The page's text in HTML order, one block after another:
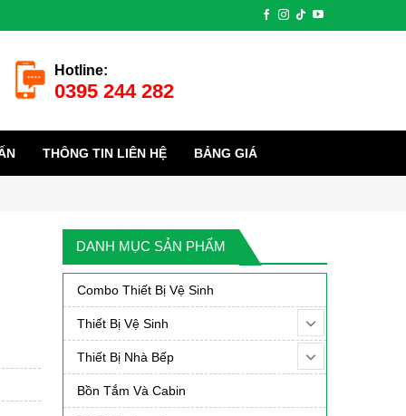
Hotline:
0395 244 282
THÔNG TIN LIÊN HỆ BẢNG GIÁ
DANH MỤC SẢN PHẨM
Combo Thiết Bị Vệ Sinh
Thiết Bị Vệ Sinh
Thiết Bị Nhà Bếp
Bồn Tắm Và Cabin